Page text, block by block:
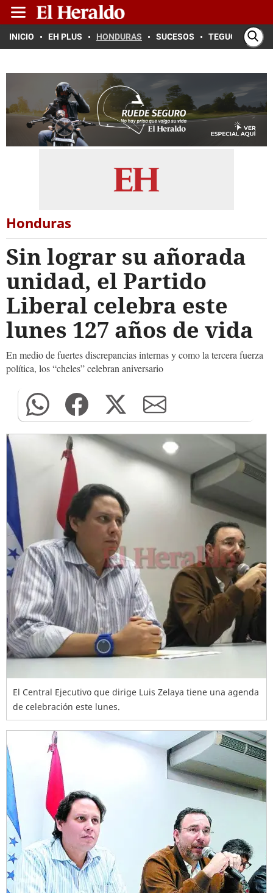
INICIO EH PLUS HONDURAS SUCESOS TEGUCIGALPA
Honduras
Sin lograr su añorada
unidad, el Partido
Liberal celebra este
lunes 127 años de vida
En medio de fuertes discrepancias internas y como la tercera fuerza
política, los “cheles” celebran aniversario
El Central Ejecutivo que dirige Luis Zelaya tiene una agenda
de celebración este lunes.